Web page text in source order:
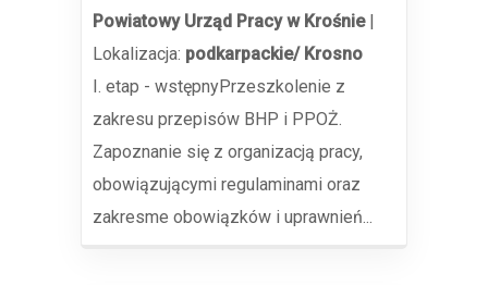
Powiatowy Urząd Pracy w Krośnie|
Lokalizacja: podkarpackie/ Krosno
I. etap - wstępnyPrzeszkolenie z
zakresu przepisów BHP i PPOŻ.
Zapoznanie się z organizacją pracy,
obowiązującymi regulaminami oraz
zakresme obowiązków i uprawnień...